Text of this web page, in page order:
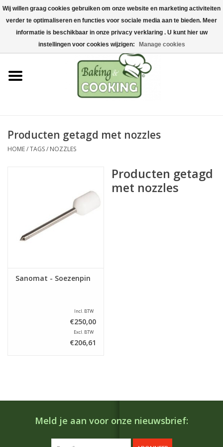
Home
Bak-& kookgerei
Machines & onderdelen
Chocolade & ijsbereiding
Hygiëne & opslag
Producten getagd met nozzles
HOME/TAGS/ NOZZLES
Sanomat - Soezenpin
Incl. BTW
€250,00
Excl. BTW
€206,61
Producten getagd
met nozzles
Meld je aan voor onze nieuwsbrief:
Wij willen graag cookies gebruiken om onze website en marketing activiteiten
verder te optimaliseren en functies voor sociale media aan te bieden. Meer
informatie is beschikbaar in onze privacy verklaring . U kunt hier uw
instellingen voor cookies wijzigen:
Manage cookies